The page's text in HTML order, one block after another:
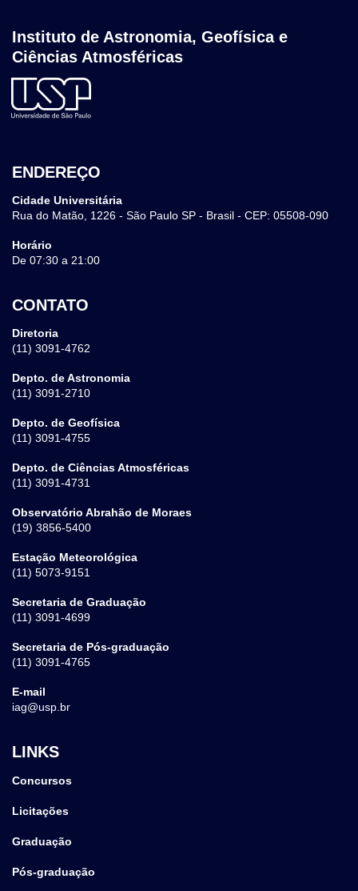
Instituto de Astronomia, Geofísica e
Ciências Atmosféricas
ENDEREÇO
Cidade Universitária
Rua do Matão, 1226 - São Paulo SP - Brasil - CEP: 05508-090
Horário
De 07:30 a 21:00
CONTATO
Diretoria
(11) 3091-4762
Depto. de Astronomia
(11) 3091-2710
Depto. de Geofísica
(11) 3091-4755
Depto. de Ciências Atmosféricas
(11) 3091-4731
Observatório Abrahão de Moraes
(19) 3856-5400
Estação Meteorológica
(11) 5073-9151
Secretaria de Graduação
(11) 3091-4699
Secretaria de Pós-graduação
(11) 3091-4765
E-mail
iag@usp.br
LINKS
Concursos
Licitações
Graduação
Pós-graduação